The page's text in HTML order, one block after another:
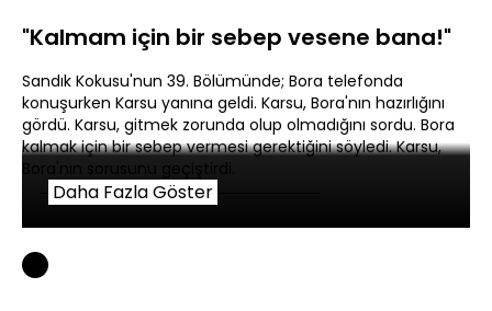
"Kalmam için bir sebep vesene bana!"
Sandık Kokusu'nun 39. Bölümünde; Bora telefonda
konuşurken Karsu yanına geldi. Karsu, Bora'nın hazırlığını
gördü. Karsu, gitmek zorunda olup olmadığını sordu. Bora
kalmak için bir sebep vermesi gerektiğini söyledi. Karsu,
Bora'nın sorusunu geçiştirdi.
Daha Fazla Göster